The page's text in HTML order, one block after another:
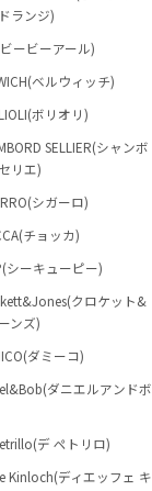
ランジ)
ービーアール)
ベルウィッチ)
ボリオリ)
SELLIER(シャンボ
リエ)
シガーロ)
チョッカ)
シーキューピー)
クロケット&
ンズ)
ダミーコ)
ダニエルアンドボ
デ ペトリロ)
Kinloch(ディエッフェ キ